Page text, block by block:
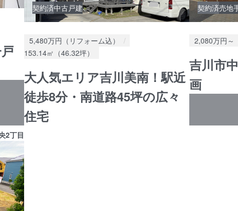
契約済中古戸建
大人気エリア吉川美南！駅近
徒歩8分・南道路45坪の広々
住宅
価格：
5,480万円（リフォーム込）
土地面積：
153.14㎡（46.32坪）
契約済売地
吉川市
画
価格：
2,080万円～
2丁目